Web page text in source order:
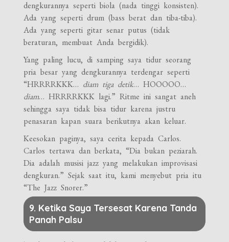
dengkurannya seperti biola (nada tinggi konsisten).
Ada yang seperti drum (bass berat dan tiba-tiba).
Ada yang seperti gitar senar putus (tidak
beraturan, membuat Anda bergidik).
Yang paling lucu, di samping saya tidur seorang
pria besar yang dengkurannya terdengar seperti
“HRRRRKKK… diam tiga detik… HOOOOO…
diam… HRRRRKKK lagi.” Ritme ini sangat aneh
sehingga saya tidak bisa tidur karena justru
penasaran kapan suara berikutnya akan keluar.
Keesokan paginya, saya cerita kepada Carlos.
Carlos tertawa dan berkata, “Dia bukan peziarah.
Dia adalah musisi jazz yang melakukan improvisasi
dengkuran.” Sejak saat itu, kami menyebut pria itu
“The Jazz Snorer.”
9. Ketika Saya Tersesat Karena Tanda
Panah Palsu